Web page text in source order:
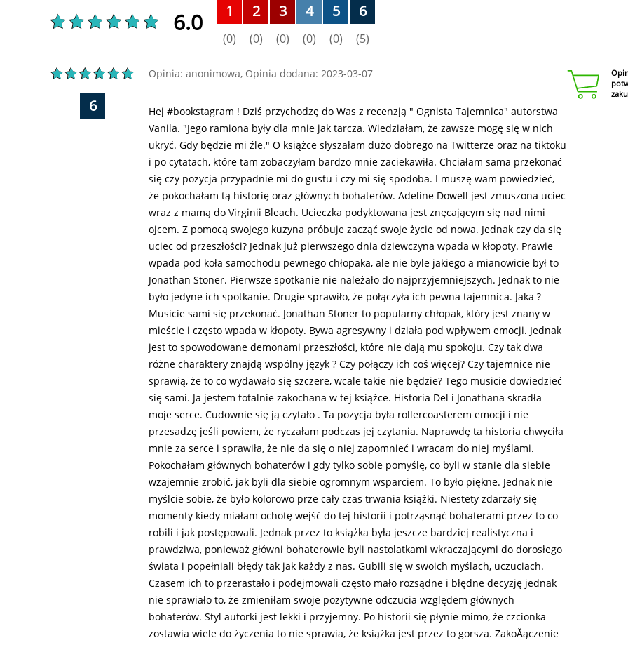
6.0 1
(0)
2
(0)
3
(0)
4
(0)
5
(0)
6
(5)
6
Opinia: anonimowa, Opinia dodana: 2023-03-07
Hej #bookstagram ! Dziś przychodzę do Was z recenzją " Ognista Tajemnica" autorstwa
Vanila. "Jego ramiona były dla mnie jak tarcza. Wiedziałam, że zawsze mogę się w nich
ukryć. Gdy będzie mi źle." O książce słyszałam dużo dobrego na Twitterze oraz na tiktoku
i po cytatach, które tam zobaczyłam bardzo mnie zaciekawiła. Chciałam sama przekonać
się czy pozycja przypadnie mi do gustu i czy mi się spodoba. I muszę wam powiedzieć,
że pokochałam tą historię oraz głównych bohaterów. Adeline Dowell jest zmuszona uciec
wraz z mamą do Virginii Bleach. Ucieczka podyktowana jest znęcającym się nad nimi
ojcem. Z pomocą swojego kuzyna próbuje zacząć swoje życie od nowa. Jednak czy da się
uciec od przeszłości? Jednak już pierwszego dnia dziewczyna wpada w kłopoty. Prawie
wpada pod koła samochodu pewnego chłopaka, ale nie byle jakiego a mianowicie był to
Jonathan Stoner. Pierwsze spotkanie nie należało do najprzyjemniejszych. Jednak to nie
było jedyne ich spotkanie. Drugie sprawiło, że połączyła ich pewna tajemnica. Jaka ?
Musicie sami się przekonać. Jonathan Stoner to popularny chłopak, który jest znany w
mieście i często wpada w kłopoty. Bywa agresywny i działa pod wpływem emocji. Jednak
jest to spowodowane demonami przeszłości, które nie dają mu spokoju. Czy tak dwa
różne charaktery znajdą wspólny język ? Czy połączy ich coś więcej? Czy tajemnice nie
sprawią, że to co wydawało się szczere, wcale takie nie będzie? Tego musicie dowiedzieć
się sami. Ja jestem totalnie zakochana w tej książce. Historia Del i Jonathana skradła
moje serce. Cudownie się ją czytało . Ta pozycja była rollercoasterem emocji i nie
przesadzę jeśli powiem, że ryczałam podczas jej czytania. Naprawdę ta historia chwyciła
mnie za serce i sprawiła, że nie da się o niej zapomnieć i wracam do niej myślami.
Pokochałam głównych bohaterów i gdy tylko sobie pomyślę, co byli w stanie dla siebie
wzajemnie zrobić, jak byli dla siebie ogromnym wsparciem. To było piękne. Jednak nie
myślcie sobie, że było kolorowo prze cały czas trwania książki. Niestety zdarzały się
momenty kiedy miałam ochotę wejść do tej historii i potrząsnąć bohaterami przez to co
robili i jak postępowali. Jednak przez to książka była jeszcze bardziej realistyczna i
prawdziwa, ponieważ główni bohaterowie byli nastolatkami wkraczającymi do dorosłego
świata i popełniali błędy tak jak każdy z nas. Gubili się w swoich myślach, uczuciach.
Czasem ich to przerastało i podejmowali często mało rozsądne i błędne decyzję jednak
nie sprawiało to, że zmieniłam swoje pozytywne odczucia względem głównych
bohaterów. Styl autorki jest lekki i przyjemny. Po historii się płynie mimo, że czcionka
zostawia wiele do życzenia to nie sprawia, że książka jest przez to gorsza. ZakoĂączenie